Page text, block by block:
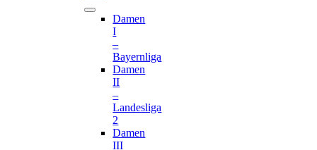
Damen
I
–
Bayernliga
Damen
II
–
Landesliga
2
Damen
III